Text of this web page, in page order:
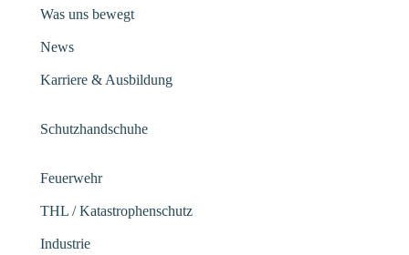
Was uns bewegt
News
Karriere & Ausbildung
Schutzhandschuhe
Feuerwehr
THL / Katastrophenschutz
Industrie